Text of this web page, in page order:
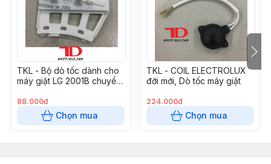
TKL - Bộ dò tốc dành cho
máy giặt LG 2001B chuyển
88.000đ
Chọn mua
TKL - COIL ELECTROLUX
đời mới, Dò tốc máy giặt
224.000đ
Chọn mua